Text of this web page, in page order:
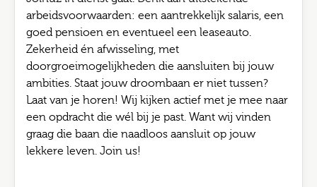
arbeidsvoorwaarden: een aantrekkelijk salaris, een
goed pensioen en eventueel een leaseauto.
Zekerheid én afwisseling, met
doorgroeimogelijkheden die aansluiten bij jouw
ambities. Staat jouw droombaan er niet tussen?
Laat van je horen! Wij kijken actief met je mee naar
een opdracht die wél bij je past. Want wij vinden
graag die baan die naadloos aansluit op jouw
lekkere leven. Join us!